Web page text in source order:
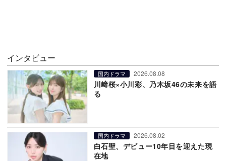
インタビュー
国内ドラマ 2026.08.08
川﨑桜×小川彩、乃木坂46の未来を語
る
国内ドラマ 2026.08.02
白石聖、デビュー10年目を迎えた現
在地